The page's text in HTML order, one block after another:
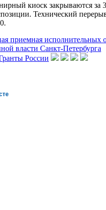
киоск закрываются за
Технический